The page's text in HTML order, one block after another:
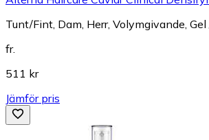
Tunt/Fint, Dam, Herr, Volymgivande,
fr.
511 kr
Jämför pris